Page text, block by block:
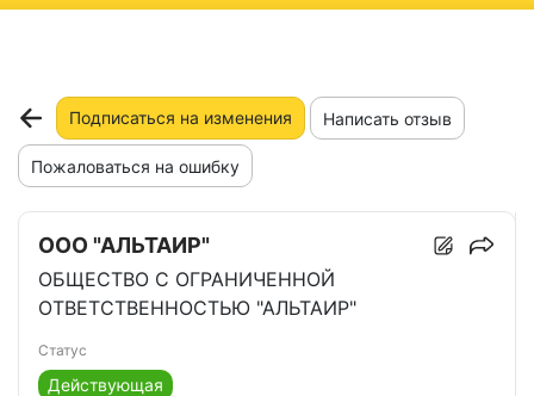
Подписаться на изменения Написать отзыв
Пожаловаться на ошибку
ООО "АЛЬТАИР"
ОБЩЕСТВО С ОГРАНИЧЕННОЙ
ОТВЕТСТВЕННОСТЬЮ "АЛЬТАИР"
Статус
Действующая